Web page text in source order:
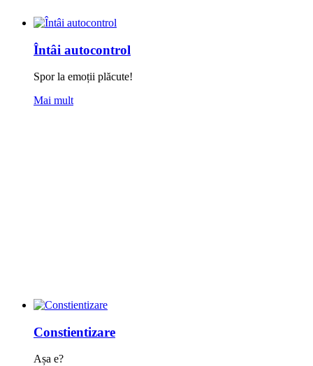
Întâi autocontrol
Spor la emoții plăcute!
Mai mult
Constientizare
Așa e?